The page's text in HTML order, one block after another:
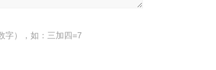
字），如：三加四=7